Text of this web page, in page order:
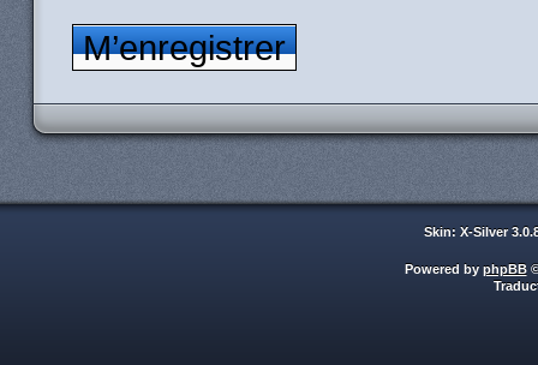
M’enregistrer
Skin: X-Silver
Powered by phpBB©